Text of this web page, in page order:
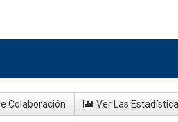
Colaboración Ver Las